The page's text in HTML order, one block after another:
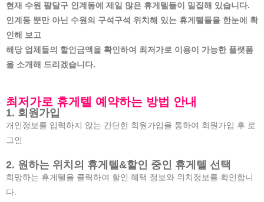
현재 수원 팔달구 인계동에 제일 많은 휴게텔들이 밀집해 있습니다.
인계동 뿐만 아닌 수원의 구석구석 위치해 있는 휴게텔들을 한눈에 확
인해 보고
해당 업체들의 할인금액을 확인하여 최저가로 이용이 가능한 플랫폼
을 소개해 드리겠습니다.
최저가로 휴게텔 예약하는 방법 안내
1. 회원가입
개인정보를 입력하지 않는 간단한 회원가입을 통하여 회원가입 후 로
그인
2. 원하는 위치의 휴게텔&할인 중인 휴게텔 선택
희망하는 휴게텔을 클릭하여 할인 혜택 정보와 위치정보를 확인합니
다.